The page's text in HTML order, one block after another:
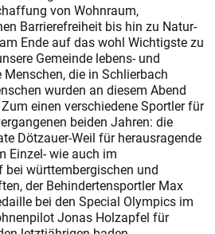
von Wohnraum,
Barrierefreiheit bis hin zu Natur-
Ende auf das wohl Wichtigste zu
Gemeinde lebens- und
die in Schlierbach
wurden an diesem Abend
einen verschiedene Sportler für
beiden Jahren: die
Dötzauer-Weil für herausragende
Einzel- wie auch im
württembergischen und
der Behindertensportler Max
bei den Special Olympics im
Jonas Holzapfel für